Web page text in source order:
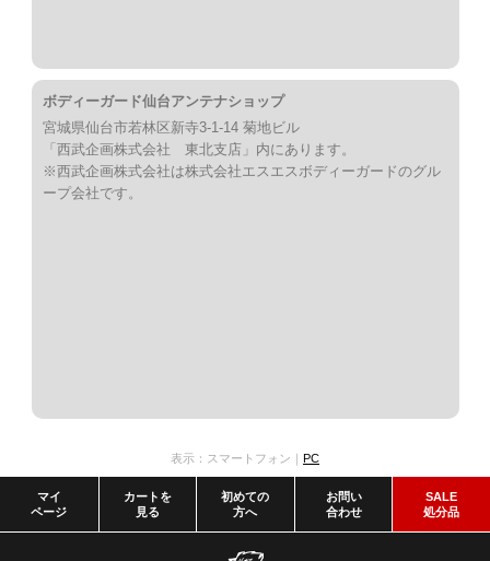
マイ
ページ
カートを
見る
初めての
方へ
お問い
合わせ
SALE
処分品
ボディーガード仙台アンテナショップ
宮城県仙台市若林区新寺3-1-14 菊地ビル
「西武企画株式会社 東北支店」内にあります。
※西武企画株式会社は株式会社エスエスボディーガードのグル
ープ会社です。
表示：スマートフォン｜ PC